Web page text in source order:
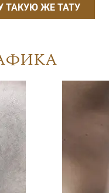
ТАКУЮ ЖЕ ТАТУ